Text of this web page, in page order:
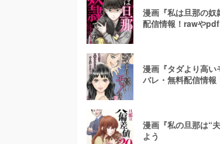
漫画『私は旦那の
配信情報！rawや
漫画『タダより高い
バレ・無料配信情
漫画『私の旦那は“
よう